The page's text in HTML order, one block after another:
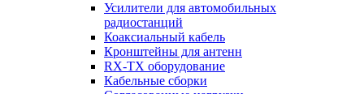
Усилители для автомобильных
радиостанций
Коаксиальный кабель
Кронштейны для антенн
RX-TX оборудование
Кабельные сборки